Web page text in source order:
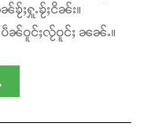
ၼ်ၶႂ်ႈႁူႉၶႂ်ႈငိၼ်း။
ပဵၼ်ဝူင်ႈလႂ်ဝူင်ႈ ၼၼ်ႉ။